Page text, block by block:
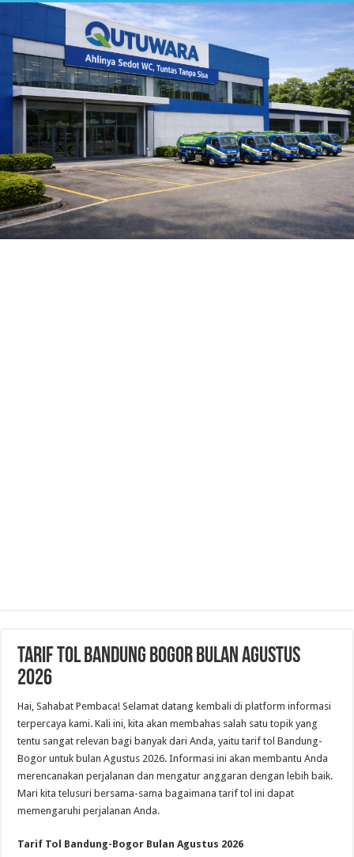
Tarif Tol Bandung Bogor Bulan Agustus
2026
Hai, Sahabat Pembaca! Selamat datang kembali di platform informasi
terpercaya kami. Kali ini, kita akan membahas salah satu topik yang
tentu sangat relevan bagi banyak dari Anda, yaitu tarif tol Bandung-
Bogor untuk bulan Agustus 2026. Informasi ini akan membantu Anda
merencanakan perjalanan dan mengatur anggaran dengan lebih baik.
Mari kita telusuri bersama-sama bagaimana tarif tol ini dapat
memengaruhi perjalanan Anda.
Tarif Tol Bandung-Bogor Bulan Agustus 2026